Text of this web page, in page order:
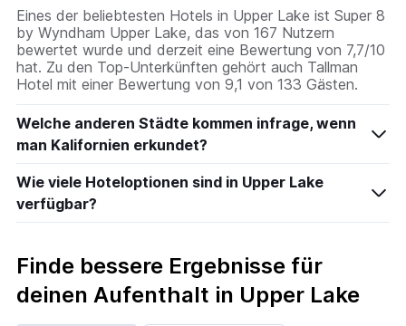
Eines der beliebtesten Hotels in Upper Lake ist Super 8
by Wyndham Upper Lake, das von 167 Nutzern
bewertet wurde und derzeit eine Bewertung von 7,7/10
hat. Zu den Top-Unterkünften gehört auch Tallman
Hotel mit einer Bewertung von 9,1 von 133 Gästen.
Welche anderen Städte kommen infrage, wenn
man Kalifornien erkundet?
Wie viele Hoteloptionen sind in Upper Lake
verfügbar?
Finde bessere Ergebnisse für
deinen Aufenthalt in Upper Lake